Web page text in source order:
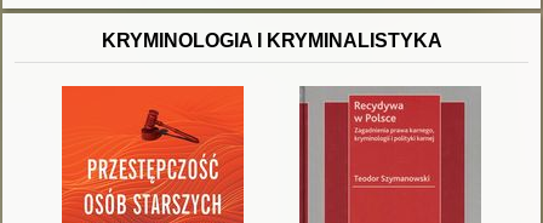
KRYMINOLOGIA I KRYMINALISTYKA